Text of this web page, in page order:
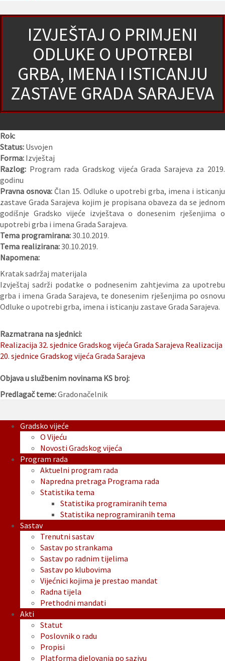
IZVJEŠTAJ O PRIMJENI
ODLUKE O UPOTREBI
GRBA, IMENA I ISTICANJU
ZASTAVE GRADA SARAJEVA
Rok:
Status: Usvojen
Forma: Izvještaj
Razlog: Program rada Gradskog vijeća Grada Sarajeva za 2019.
godinu
Pravna osnova: Član 15. Odluke o upotrebi grba, imena i isticanju
zastave Grada Sarajeva kojim je propisana obaveza da se jednom
godišnje Gradsko vijeće izvještava o donesenim rješenjima o
upotrebi grba i imena Grada Sarajeva.
Tema programirana:30.10.2019.
Tema realizirana:30.10.2019.
Napomena:
Kratak sadržaj materijala
Izvještaj sadrži podatke o podnesenim zahtjevima za upotrebu
grba i imena Grada Sarajeva, te donesenim rješenjima po osnovu
Odluke o upotrebi grba, imena i isticanju zastave Grada Sarajeva.
Razmatrana na sjednici:
Realizacija 32. sjednice Gradskog vijeća Grada Sarajeva Realizacija
20. sjednice Gradskog vijeća Grada Sarajeva
Objava u službenim novinama KS broj:
Predlagač teme:Gradonačelnik
Gradsko vijeće
O Vijeću
Novosti Gradskog vijeća
Program rada
Aktuelni program rada
Napredna pretraga Programa rada
Statistika tema
Statistika programiranih tema
Statistika neprogramiranih tema
Sastav
Trenutni sastav
Sastav po strankama
Sastav po radnim tijelima
Sastav po klubovima
Vijećnici kojima je prestao mandat
Radna tijela
Prethodni mandati
Akti
Statut
Poslovnik o radu
Propisi
Platforma djelovanja po sazivu